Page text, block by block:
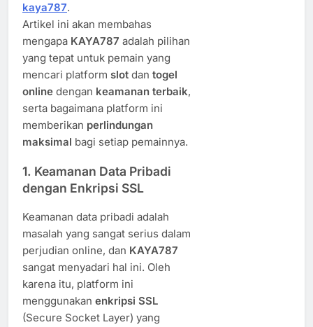
kaya787.
Artikel ini akan membahas
mengapa KAYA787 adalah pilihan
yang tepat untuk pemain yang
mencari platform slot dan togel
online dengan keamanan terbaik,
serta bagaimana platform ini
memberikan perlindungan
maksimal bagi setiap pemainnya.
1. Keamanan Data Pribadi
dengan Enkripsi SSL
Keamanan data pribadi adalah
masalah yang sangat serius dalam
perjudian online, dan KAYA787
sangat menyadari hal ini. Oleh
karena itu, platform ini
menggunakan enkripsi SSL
(Secure Socket Layer) yang